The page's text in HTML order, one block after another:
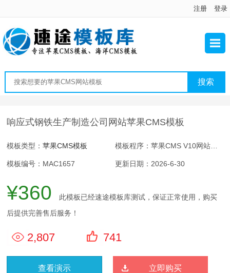
注册 登录
响应式钢铁生产制造公司网站苹果CMS模板
模板类型：苹果CMS模板 模板程序：苹果CMS V10网站程序
模板编号：MAC1657 更新日期：2026-6-30
¥360
此模板已经速途模板库测试，保证正常使用，购买
后提供完善售后服务！
2,807 741
查看演示 立即购买